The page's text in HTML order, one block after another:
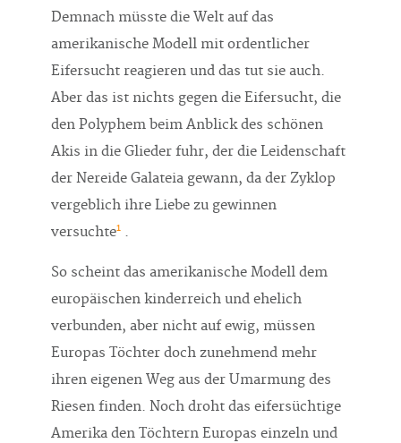
Demnach müsste die Welt auf das
amerikanische Modell mit ordentlicher
Eifersucht reagieren und das tut sie auch.
Aber das ist nichts gegen die Eifersucht, die
den Polyphem beim Anblick des schönen
Akis in die Glieder fuhr, der die Leidenschaft
der Nereide Galateia gewann, da der Zyklop
vergeblich ihre Liebe zu gewinnen
versuchte1 .
So scheint das amerikanische Modell dem
europäischen kinderreich und ehelich
verbunden, aber nicht auf ewig, müssen
Europas Töchter doch zunehmend mehr
ihren eigenen Weg aus der Umarmung des
Riesen finden. Noch droht das eifersüchtige
Amerika den Töchtern Europas einzeln und